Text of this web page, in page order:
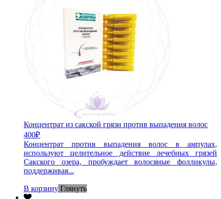
Концентрат из сакской грязи против выпадения волос
400₽
Концентрат против выпадения волос в ампулах,
используют целительное действие лечебных грязей
Сакского озера, пробуждает волосяные фолликулы,
поддерживая...
В корзину Глянуть